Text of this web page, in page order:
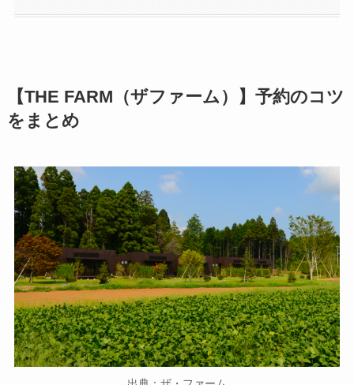
【THE FARM（ザファーム）】予約のコツ
をまとめ